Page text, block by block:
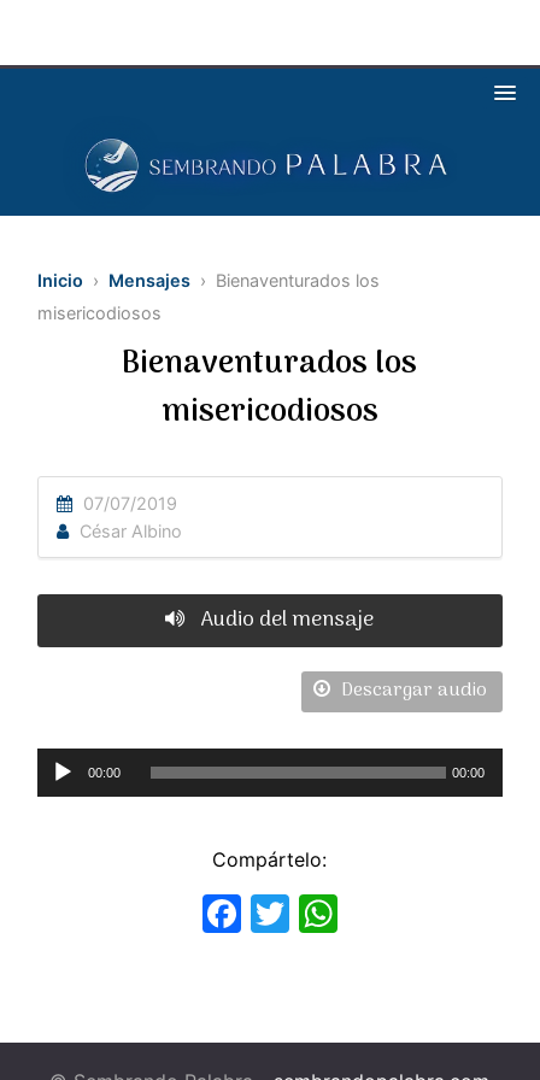
Inicio › Mensajes › Bienaventurados los
misericodiosos
Bienaventurados los
misericodiosos
07/07/2019
César Albino
Audio del mensaje
Descargar audio
Reproductor
de
00:00 00:00
Compártelo:
Facebook
Twitter
WhatsApp